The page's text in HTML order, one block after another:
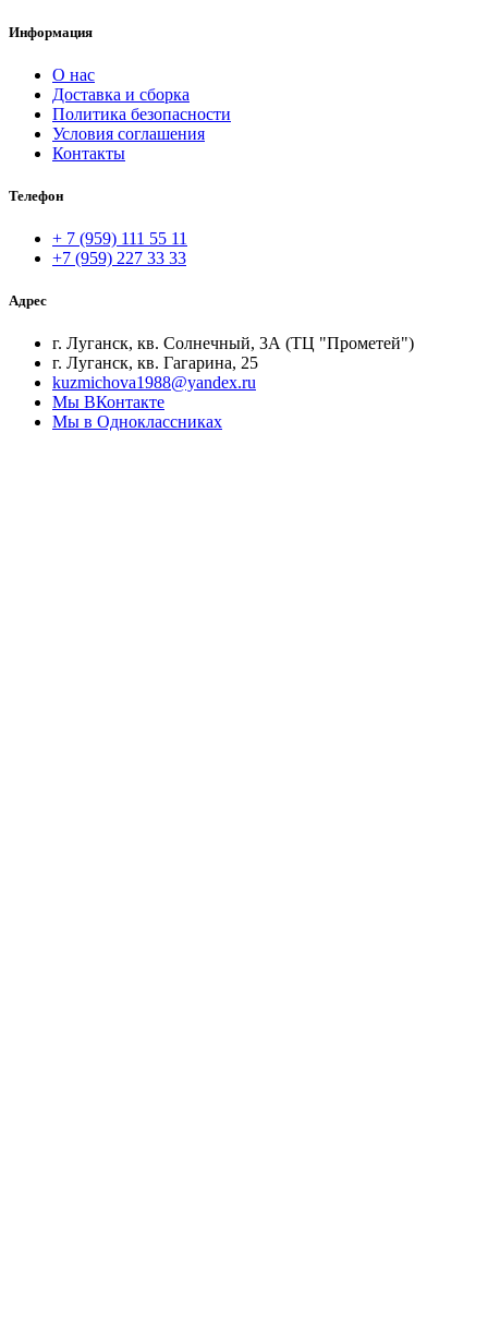
Информация
О нас
Доставка и сборка
Политика безопасности
Условия соглашения
Контакты
Телефон
+ 7 (959) 111 55 11
+7 (959) 227 33 33
Адрес
г. Луганск, кв. Солнечный, 3А (ТЦ "Прометей")
г. Луганск, кв. Гагарина, 25
kuzmichova1988@yandex.ru
Мы ВКонтакте
Мы в Одноклассниках